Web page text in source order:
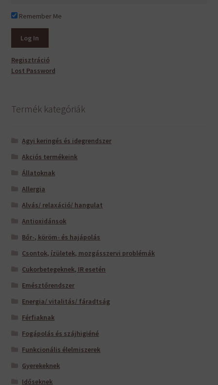
Remember Me
Regisztráció
Lost Password
Termék kategóriák
Agyi keringés és idegrendszer
Akciós termékeink
Állatoknak
Allergia
Alvás/ relaxáció/ hangulat
Antioxidánsok
Bőr-, köröm- és hajápolás
Csontok, ízületek, mozgásszervi problémák
Cukorbetegeknek, IR esetén
Emésztőrendszer
Energia/ vitalitás/ fáradtság
Férfiaknak
Fogápolás és szájhigiéné
Funkcionális élelmiszerek
Gyerekeknek
Időseknek